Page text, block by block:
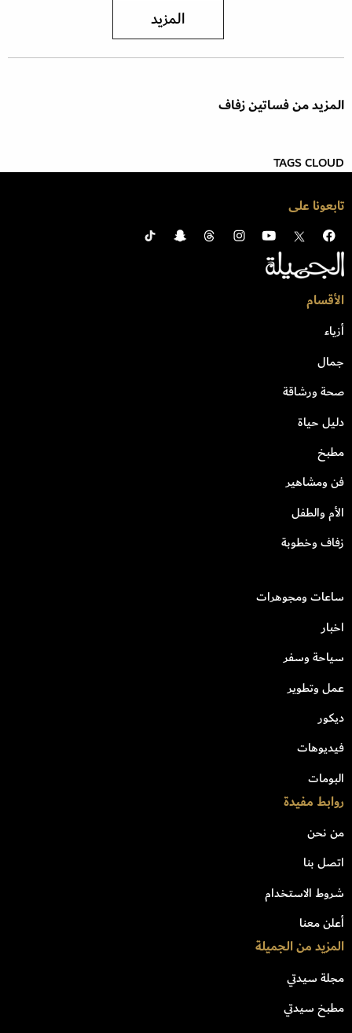
المزيد
المزيد من فساتين زفاف
TAGS CLOUD
تابعونا على
الأقسام
أزياء
جمال
صحة ورشاقة
دليل حياة
مطبخ
فن ومشاهير
الأم والطفل
زفاف وخطوبة
ساعات ومجوهرات
اخبار
سياحة وسفر
عمل وتطوير
ديكور
فيديوهات
البومات
روابط مفيدة
من نحن
اتصل بنا
شروط الاستخدام
أعلن معنا
المزيد من الجميلة
مجلة سيدتي
مطبخ سيدتي